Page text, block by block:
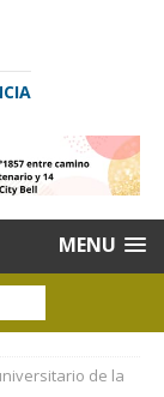
MENU
de la